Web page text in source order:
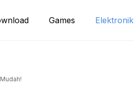
Games Elektronik